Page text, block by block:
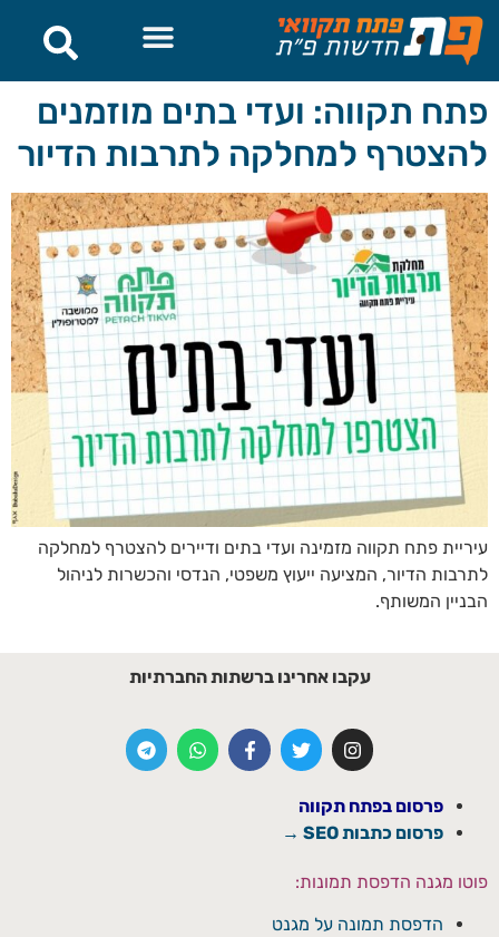
לתוכן
פתח תקווה: ועדי בתים מוזמנים
להצטרף למחלקה לתרבות הדיור
עיריית פתח תקווה מזמינה ועדי בתים ודיירים להצטרף למחלקה
לתרבות הדיור, המציעה ייעוץ משפטי, הנדסי והכשרות לניהול
הבניין המשותף.
עקבו אחרינו ברשתות החברתיות
פרסום בפתח תקווה
פרסום כתבות SEO →
פוטו מגנה הדפסת תמונות:
הדפסת תמונה על מגנט